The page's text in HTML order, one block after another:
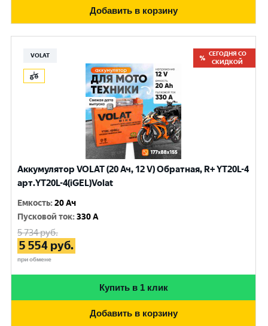
Добавить в корзину
VOLAT
СЕГОДНЯ СО
СКИДКОЙ
Аккумулятор VOLAT (20 Ач, 12 V) Обратная, R+ YT20L-4
арт.YT20L-4(iGEL)Volat
Емкость:20 Ач
Пусковой ток:330 A
5 734руб.
5 554 руб.
при обмене
Купить в 1 клик
Добавить в корзину